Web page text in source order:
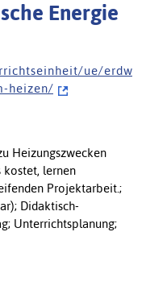
Energie
i c h t s e i n h e i t / u e / e r d w
- h e i z e n /
Heizungszwecken
kostet, lernen
Projektarbeit.;
Didaktisch-
Unterrichtsplanung;